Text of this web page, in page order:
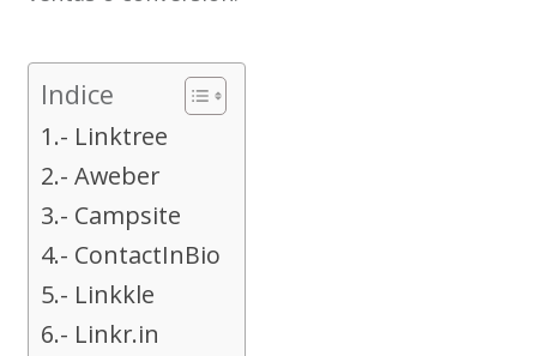
Indice
1.- Linktree
2.- Aweber
3.- Campsite
4.- ContactInBio
5.- Linkkle
6.- Linkr.in